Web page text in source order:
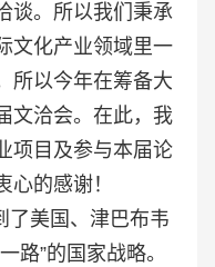
谈。所以我们秉承
文化产业领域里一
所以今年在筹备大
文洽会。在此，我
项目及参与本届论
的感谢！
美国、津巴布韦
路”的国家战略。